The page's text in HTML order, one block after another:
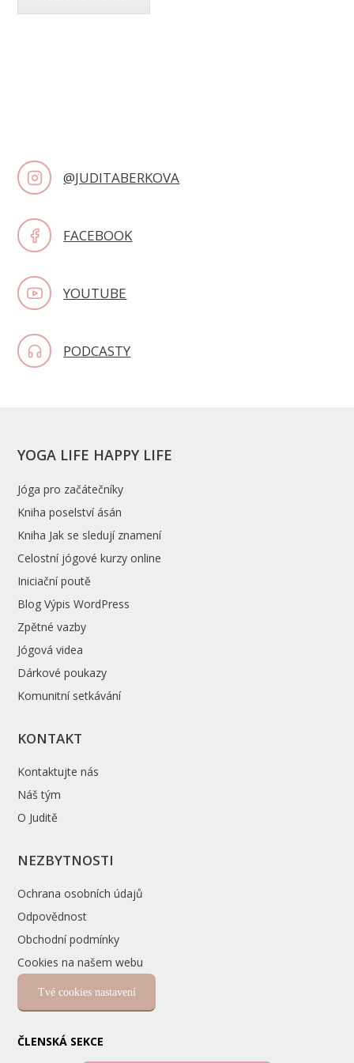
@JUDITABERKOVA
FACEBOOK
YOUTUBE
PODCASTY
YOGA LIFE HAPPY LIFE
Jóga pro začátečníky
Kniha poselství ásán
Kniha Jak se sledují znamení
Celostní jógové kurzy online
Iniciační poutě
Blog Výpis WordPress
Zpětné vazby
Jógová videa
Dárkové poukazy
Komunitní setkávání
KONTAKT
Kontaktujte nás
Náš tým
O Juditě
NEZBYTNOSTI
Ochrana osobních údajů
Odpovědnost
Obchodní podmínky
Cookies na našem webu
Tvé cookies nastavení
ČLENSKÁ SEKCE